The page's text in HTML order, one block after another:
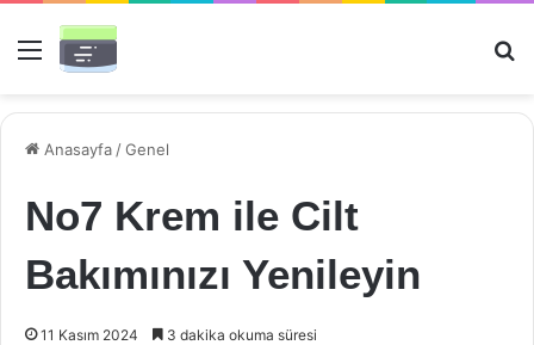
Menü
Anasayfa /Genel
No7 Krem ile Cilt
Bakımınızı Yenileyin
11 Kasım 2024 3 dakika okuma süresi